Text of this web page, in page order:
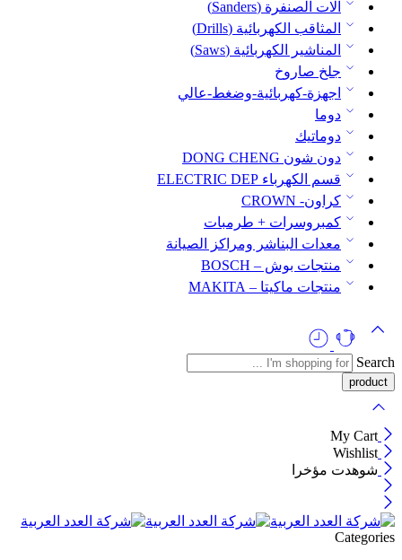
آلات الصنفرة (Sanders)
المثاقب الكهربائية (Drills)
المناشير الكهربائية (Saws)
جلخ صاروخ
اجهزة-كهربائية-وضغط-عالي
دوما
دوماتيك
دون شون DONG CHENG
قسم الكهرباء ELECTRIC DEP
كراون- CROWN
كمبروسرات + طرمبات
معدات البناشر ومراكز الصيانة
منتجات بوش – BOSCH
منتجات ماكيتا – MAKITA
Search
My Cart
Wishlist
شوهدت مؤخرا
Categories